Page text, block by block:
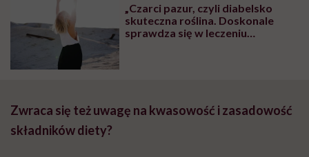
„Czarci pazur, czyli diabelsko
skuteczna roślina. Doskonale
sprawdza się w leczeniu
Zwraca się też uwagę na kwasowość i zasadowość
składników diety?